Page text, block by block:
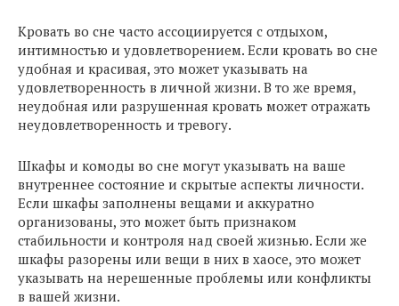
Кровать во сне часто ассоциируется с отдыхом,
интимностью и удовлетворением. Если кровать во сне
удобная и красивая, это может указывать на
удовлетворенность в личной жизни. В то же время,
неудобная или разрушенная кровать может отражать
неудовлетворенность и тревогу.
Шкафы и комоды во сне могут указывать на ваше
внутреннее состояние и скрытые аспекты личности.
Если шкафы заполнены вещами и аккуратно
организованы, это может быть признаком
стабильности и контроля над своей жизнью. Если же
шкафы разорены или вещи в них в хаосе, это может
указывать на нерешенные проблемы или конфликты
в вашей жизни.